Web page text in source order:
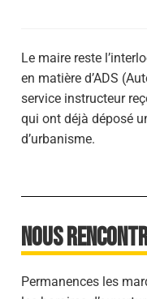
Le maire reste
en matière d’ADS
service instructeur
qui ont déjà déposé
d’urbanisme.
Nous
Permanences les